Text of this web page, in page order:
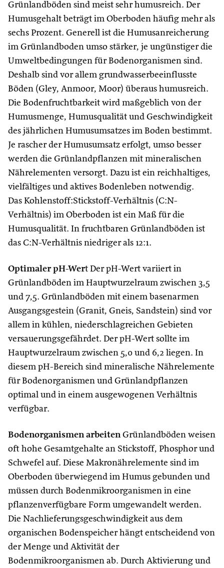
Grünlandböden sind meist sehr humusreich. Der
Humusgehalt beträgt im Oberboden häufig mehr als
sechs Prozent. Generell ist die Humusanreicherung
im Grünlandboden umso stärker, je ungünstiger die
Umweltbedingungen für Bodenorganismen sind.
Deshalb sind vor allem grundwasserbeeinflusste
Böden (Gley, Anmoor, Moor) überaus humusreich.
Die Bodenfruchtbarkeit wird maßgeblich von der
Humusmenge, Humusqualität und Geschwindigkeit
des jährlichen Humusumsatzes im Boden bestimmt.
Je rascher der Humusumsatz erfolgt, umso besser
werden die Grünlandpflanzen mit mineralischen
Nährelementen versorgt. Dazu ist ein reichhaltiges,
vielfältiges und aktives Bodenleben notwendig.
Das Kohlenstoff:Stickstoff-Verhältnis (C:N-
Verhältnis) im Oberboden ist ein Maß für die
Humusqualität. In fruchtbaren Grünlandböden ist
das C:N-Verhältnis niedriger als 12:1.
Optimaler pH-Wert Der pH-Wert variiert in
Grünlandböden im Hauptwurzelraum zwischen 3,5
und 7,5. Grünlandböden mit einem basenarmen
Ausgangsgestein (Granit, Gneis, Sandstein) sind vor
allem in kühlen, niederschlagreichen Gebieten
versauerungsgefährdet. Der pH-Wert sollte im
Hauptwurzelraum zwischen 5,0 und 6,2 liegen. In
diesem pH-Bereich sind mineralische Nährelemente
für Bodenorganismen und Grünlandpflanzen
optimal und in einem ausgewogenen Verhältnis
verfügbar.
Bodenorganismen arbeitenGrünlandböden weisen
oft hohe Gesamtgehalte an Stickstoff, Phosphor und
Schwefel auf. Diese Makronährelemente sind im
Oberboden überwiegend im Humus gebunden und
müssen durch Bodenmikroorganismen in eine
pflanzenverfügbare Form umgewandelt werden.
Die Nachlieferungsgeschwindigkeit aus dem
organischen Bodenspeicher hängt entscheidend von
der Menge und Aktivität der
Bodenmikroorganismen ab. Durch Aktivierung und